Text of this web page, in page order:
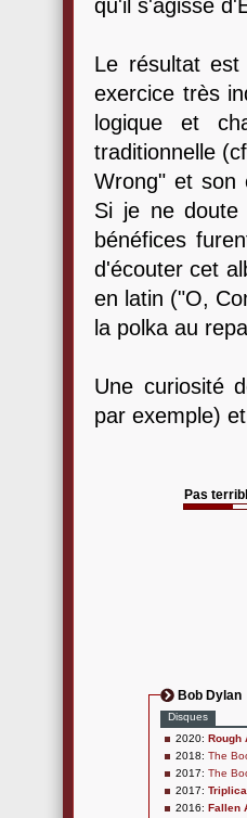
qu'il s'agisse
Le résultat
exercice très
logique et
traditionnelle
Wrong" et son
Si je ne doute
bénéfices
d'écouter cet
en latin ("O,
la polka au
Une curiosité
par exemple)
Pas
Bob Dylan
Disques
2020: Rough
2018: The
2017: The
2017:
2016: Fallen